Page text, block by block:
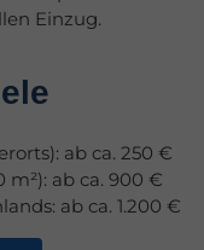
Einzug.
ab ca. 250 €
m²): ab ca. 900 €
ab ca. 1.200 €